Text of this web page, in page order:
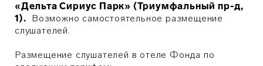
«Дельта Сириус Парк» (Триумфальный пр-д,
1). Возможно самостоятельное размещение
слушателей.
Размещение слушателей в отеле Фонда по